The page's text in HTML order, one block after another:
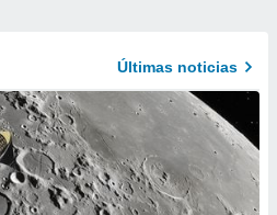
Últimas noticias